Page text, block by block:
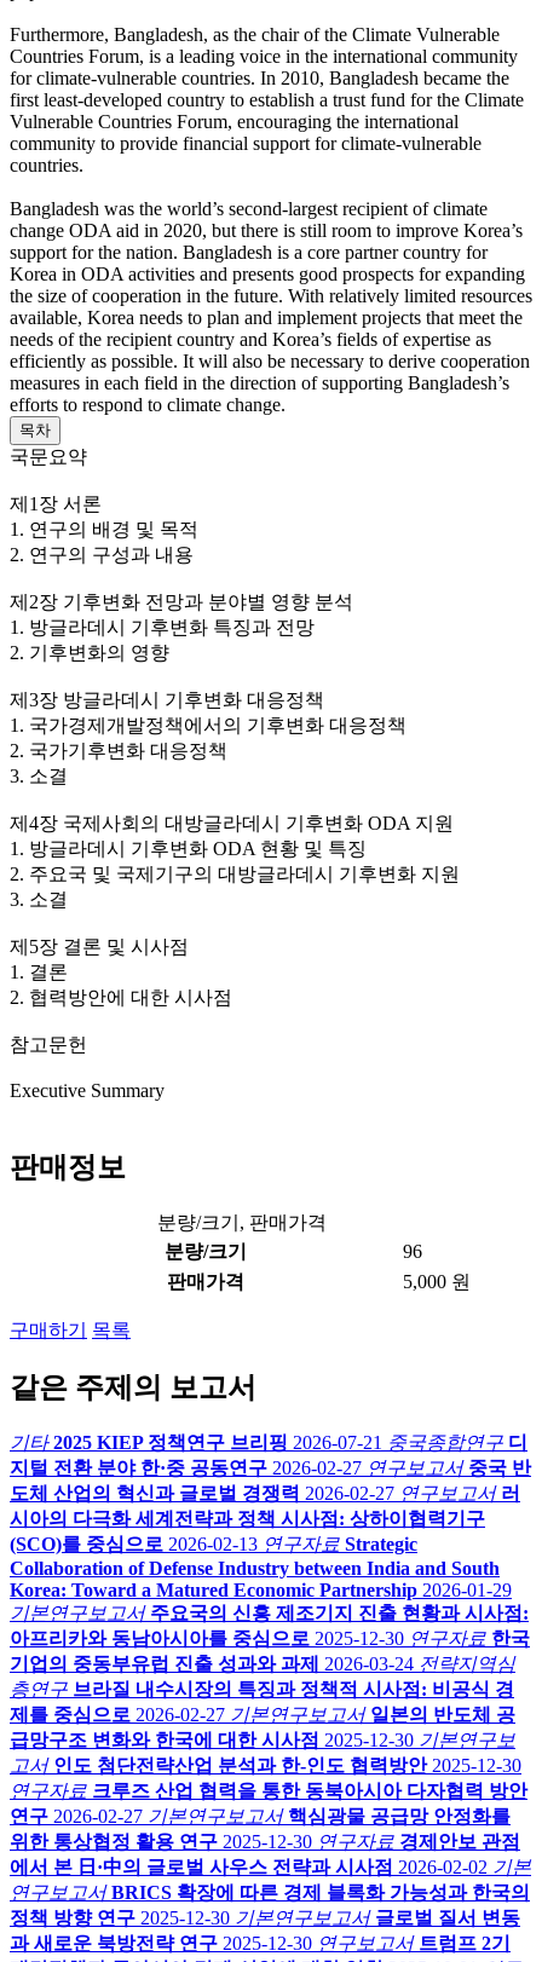
Furthermore, Bangladesh, as the chair of the Climate Vulnerable
Countries Forum, is a leading voice in the international community
for climate-vulnerable countries. In 2010, Bangladesh became the
first least-developed country to establish a trust fund for the Climate
Vulnerable Countries Forum, encouraging the international
community to provide financial support for climate-vulnerable
countries.
Bangladesh was the world’s second-largest recipient of climate
change ODA aid in 2020, but there is still room to improve Korea’s
support for the nation. Bangladesh is a core partner country for
Korea in ODA activities and presents good prospects for expanding
the size of cooperation in the future. With relatively limited resources
available, Korea needs to plan and implement projects that meet the
needs of the recipient country and Korea’s fields of expertise as
efficiently as possible. It will also be necessary to derive cooperation
measures in each field in the direction of supporting Bangladesh’s
efforts to respond to climate change.
목차
국문요약
제1장 서론
1. 연구의 배경 및 목적
2. 연구의 구성과 내용
제2장 기후변화 전망과 분야별 영향 분석
1. 방글라데시 기후변화 특징과 전망
2. 기후변화의 영향
제3장 방글라데시 기후변화 대응정책
1. 국가경제개발정책에서의 기후변화 대응정책
2. 국가기후변화 대응정책
3. 소결
제4장 국제사회의 대방글라데시 기후변화 ODA 지원
1. 방글라데시 기후변화 ODA 현황 및 특징
2. 주요국 및 국제기구의 대방글라데시 기후변화 지원
3. 소결
제5장 결론 및 시사점
1. 결론
2. 협력방안에 대한 시사점
참고문헌
Executive Summary
판매정보
분량/크기, 판매가격
분량/크기
96
판매가격
5,000 원
구매하기 목록
같은 주제의 보고서
기타 2025 KIEP 정책연구 브리핑 2026-07-21 중국종합연구 디
지털 전환 분야 한·중 공동연구 2026-02-27 연구보고서 중국 반
도체 산업의 혁신과 글로벌 경쟁력 2026-02-27 연구보고서 러
시아의 다극화 세계전략과 정책 시사점: 상하이협력기구
(SCO)를 중심으로 2026-02-13 연구자료 Strategic
Collaboration of Defense Industry between India and South
Korea: Toward a Matured Economic Partnership 2026-01-29
기본연구보고서 주요국의 신흥 제조기지 진출 현황과 시사점:
아프리카와 동남아시아를 중심으로 2025-12-30 연구자료 한국
기업의 중동부유럽 진출 성과와 과제
2026-03-24 전략지역심
층연구 브라질 내수시장의 특징과 정책적 시사점: 비공식 경
제를 중심으로 2026-02-27 기본연구보고서 일본의 반도체 공
급망구조 변화와 한국에 대한 시사점 2025-12-30 기본연구보
고서 인도 첨단전략산업 분석과 한-인도 협력방안 2025-12-30
연구자료 크루즈 산업 협력을 통한 동북아시아 다자협력 방안
연구 2026-02-27 기본연구보고서 핵심광물 공급망 안정화를
위한 통상협정 활용 연구 2025-12-30 연구자료 경제안보 관점
에서 본 日·中의 글로벌 사우스 전략과 시사점 2026-02-02 기본
연구보고서 BRICS 확장에 따른 경제 블록화 가능성과 한국의
정책 방향 연구 2025-12-30 기본연구보고서 글로벌 질서 변동
과 새로운 북방전략 연구 2025-12-30 연구보고서 트럼프 2기